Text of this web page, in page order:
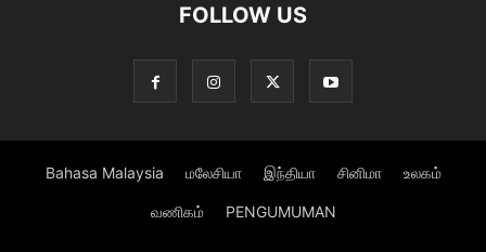
FOLLOW US
Bahasa Malaysia மலேசியா இந்தியா சினிமா உலகம்
வணிகம் PENGUMUMAN